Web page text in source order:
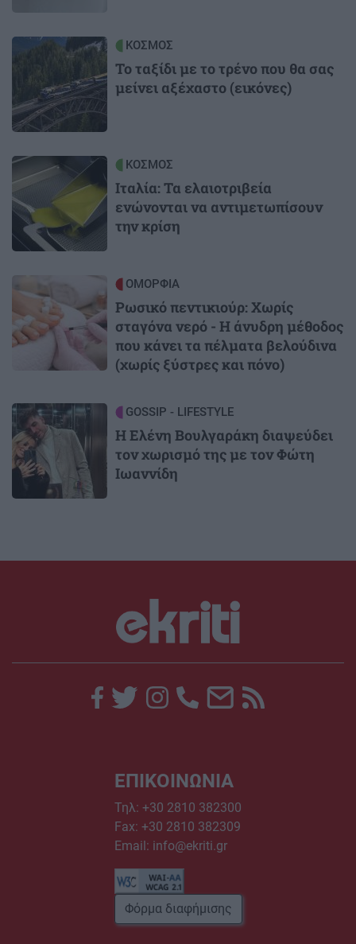
Image ΚΟΣΜΟΣ
Το ταξίδι με το τρένο που θα σας
μείνει αξέχαστο (εικόνες)
Image ΚΟΣΜΟΣ
Ιταλία: Τα ελαιοτριβεία
ενώνονται να αντιμετωπίσουν
την κρίση
ΟΜΟΡΦΙΑ
Ρωσικό πεντικιούρ: Χωρίς
σταγόνα νερό - Η άνυδρη μέθοδος
που κάνει τα πέλματα βελούδινα
(χωρίς ξύστρες και πόνο)
Image GOSSIP - LIFESTYLE
Η Ελένη Βουλγαράκη διαψεύδει
τον χωρισμό της με τον Φώτη
Ιωαννίδη
ΕΠΙΚΟΙΝΩΝΙΑ
Τηλ: +30 2810 382300
Fax: +30 2810 382309
Email: info@ekriti.gr
Φόρμα διαφήμισης